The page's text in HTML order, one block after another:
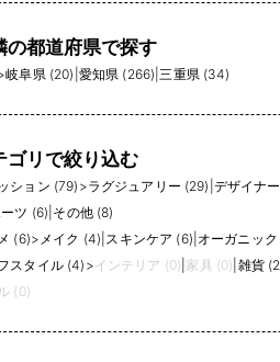
の都道府県で探す
岐阜県 (20) 愛知県 (266) 三重県 (34)
ゴリで絞り込む
ション (79) >ラグジュアリー (29) デザイナ
ツ (6) その他 (8)
(6)> メイク (4) スキンケア (6) オーガニック
スタイル (4) > インテリア (0) 家具 (0) 雑貨
(0)